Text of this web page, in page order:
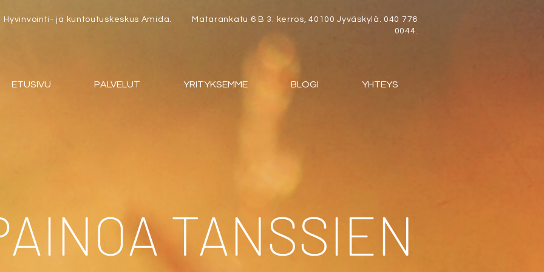
Hyvinvointi- ja kuntoutuskeskus Amida.
Matarankatu 6 B 3. kerros, 40100 Jyväskylä. 040 776
0044.
ETUSIVU PALVELUT YRITYKSEMME BLOGI YHTEYS
TANSSIEN